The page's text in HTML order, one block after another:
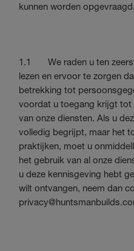
kunnen worden opgevraagd.
1.1 We raden u ten
lezen en ervoor te zorgen
betrekking tot
voordat u toegang krijgt tot
van onze diensten. Als u
volledig begrijpt, maar het
praktijken, moet u
het gebruik van al onze
u deze kennisgeving hebt
wilt ontvangen, neem dan